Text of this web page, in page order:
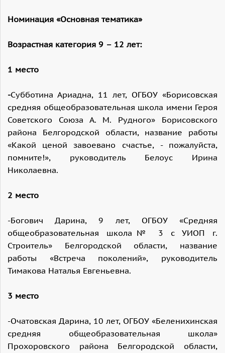
Номинация «Основная тематика»
Возрастная категория 9 – 12 лет:
1 место
-Субботина Ариадна, 11 лет, ОГБОУ «Борисовская
средняя общеобразовательная школа имени Героя
Советского Союза А. М. Рудного» Борисовского
района Белгородской области, название работы
«Какой ценой завоевано счастье, - пожалуйста,
помните!», руководитель Белоус Ирина
Николаевна.
2 место
-Богович Дарина, 9 лет, ОГБОУ «Средняя
общеобразовательная школа№ 3 с УИОП г.
Строитель» Белгородской области, название
работы «Встреча поколений», руководитель
Тимакова Наталья Евгеньевна.
3 место
-Очатовская Дарина, 10 лет, ОГБОУ «Беленихинская
средняя общеобразовательная школа»
Прохоровского района Белгородской области,